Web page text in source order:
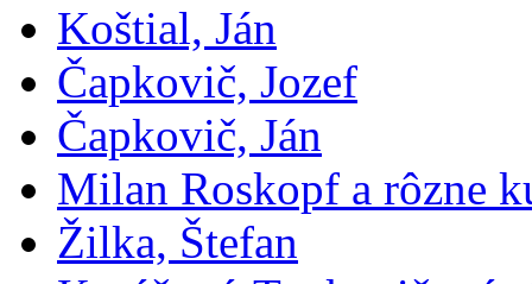
Koštial, Ján
Čapkovič, Jozef
Čapkovič, Ján
Milan Roskopf a rôzne
Žilka, Štefan